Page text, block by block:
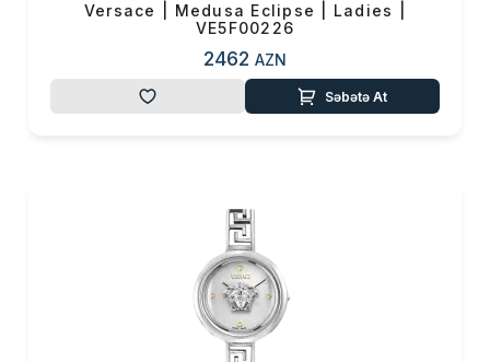
Versace | Medusa Eclipse | Ladies |
VE5F00226
2462 AZN
Səbətə At